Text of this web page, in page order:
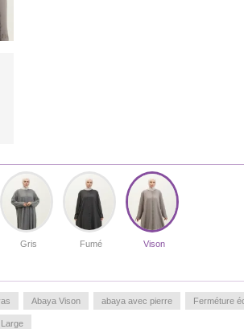
Gris Fumé Vison
Abaya Vison abaya avec pierre Ferméture
Large